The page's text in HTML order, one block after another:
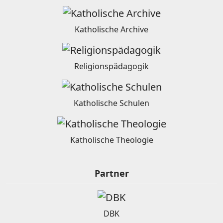
Katholische Archive
Religionspädagogik
Katholische Schulen
Katholische Theologie
Partner
DBK